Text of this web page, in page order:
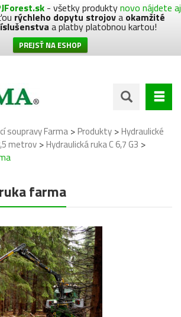
- všetky produktynovo nájdete aj
rýchleho dopytu strojova okamžité
a platby platobnou kartou!
PREJSŤ NA ESHOP
soupravy Farma >Produkty >Hydraulické
metrov >Hydraulická ruka C 6,7 G3 >
farma